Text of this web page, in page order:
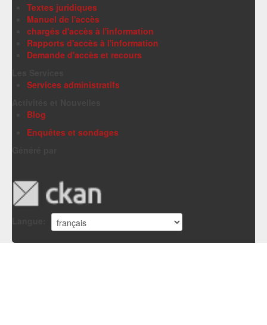
Textes juridiques
Manuel de l'accès
chargés d'accès à l'information
Rapports d'accès à l'information
Demande d'accès et recours
Services administratifs
Blog
Enquêtes et sondages